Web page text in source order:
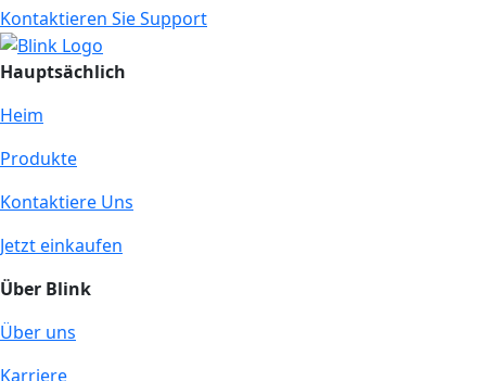
Kontaktieren Sie Support
Hauptsächlich
Heim
Produkte
Kontaktiere Uns
Jetzt einkaufen
Über Blink
Über uns
Karriere